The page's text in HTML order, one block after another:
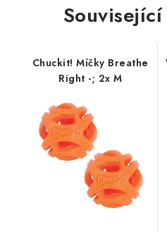
Chuckit! Míčky Breathe
Right -; 2x M